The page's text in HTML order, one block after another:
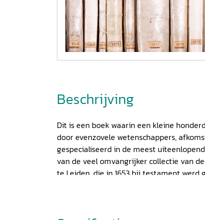
Beschrijving
Dit is een boek waarin een kleine
door evenzovele wetenschappers,
gespecialiseerd in de meest
van de veel omvangrijker collectie van
te Leiden, die in 1653 bij testament werd
Thysius was een telg uit
afkomstig uit de Zuidelijke